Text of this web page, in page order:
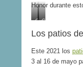
Honor durante
C
P
r
C
T
n
Los patios
Este 2021 los
3 al 16 de mayo